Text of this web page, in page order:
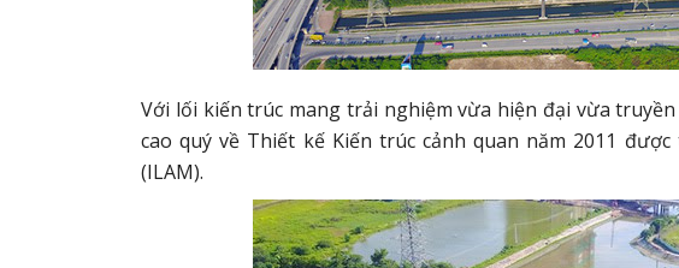
Với lối kiến trúc mang trải nghiệm vừa hiện đại vừa
cao quý về Thiết kế Kiến trúc cảnh quan năm 2011
(ILAM).